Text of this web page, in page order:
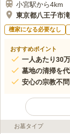
小宮駅から4km
東京都八王子市
檀家になる必要なし
おすすめポイント
一人あたり30
墓地の清掃を
安心の宗教不問
ライフドット編集部
お墓タイプ